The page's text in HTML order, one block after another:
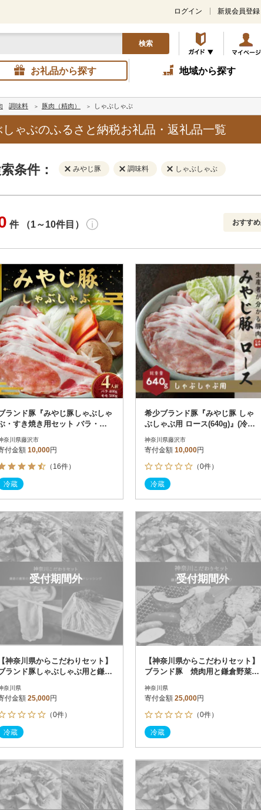
ログイン 新規会員登録
検索
お礼品から探す 地域から探す
調味料 豚肉（精肉） しゃぶしゃぶ
しゃぶのふるさと納税お礼品・返礼品一覧
条件： みやじ豚 調味料 しゃぶしゃぶ
円
決済方法 解除
PayPay
クレジットカード決済
Amazon Pay
楽天ペイ
メルペイ
コンビニ支払い
ソフトバンクまとめて支払い
d払い
金融機関(Pay-easy決済)
解除
発送種別 解除
通常
冷蔵便
冷凍便
結果を見る（
件 （1～10件目） おすす
新着順
レビュー
レビュー
寄付金額
寄付金額
ランド豚『みやじ豚しゃぶしゃ
・すき焼き用セット バラ・モ
モ(約900g)』
奈川県藤沢市
付金額 10,000円
（16件）
冷蔵
希少ブランド豚『みやじ豚 しゃ
ぶしゃぶ用 ロース(640g)』(冷
蔵・生肉)
神奈川県藤沢市
寄付金額 10,000円
（0件）
冷蔵
受付期間外
【神奈川県からこだわりセット】
ランド豚しゃぶしゃぶ用と鎌倉
送】
奈川県
付金額 25,000円
（0件）
冷蔵
受付期間外
【神奈川県からこだわりセット】
ブランド豚 焼肉用と鎌倉野菜の
神奈川県
寄付金額 25,000円
（0件）
冷蔵